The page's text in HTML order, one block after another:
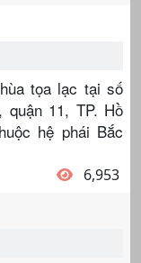
tọa lạc tại số
quận 11, TP. Hồ
hệ phái Bắc
6,953